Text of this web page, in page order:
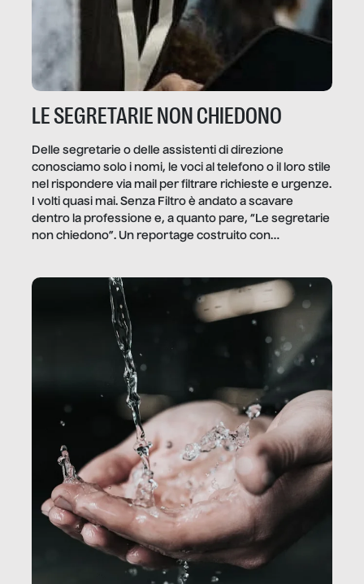
LE SEGRETARIE NON CHIEDONO
Delle segretarie o delle assistenti di direzione
conosciamo solo i nomi, le voci al telefono o il loro stile
nel rispondere via mail per filtrare richieste e urgenze.
I volti quasi mai. Senza Filtro è andato a scavare
dentro la professione e, a quanto pare, “Le segretarie
non chiedono”. Un reportage costruito con